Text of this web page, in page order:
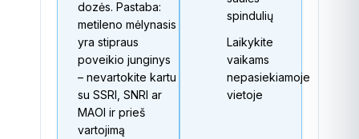
dozės. Pastaba:
metileno mėlynasis
yra stipraus
poveikio junginys
– nevartokite kartu
su SSRI, SNRI ar
MAOI ir prieš
vartojimą
spindulių
Laikykite
vaikams
nepasiekiamoje
vietoje